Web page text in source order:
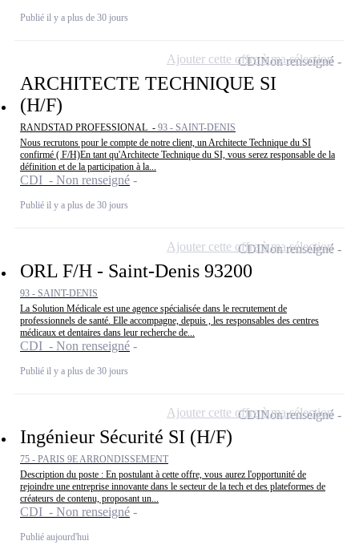
Publié il y a plus de 30 jours
ARCHITECTE TECHNIQUE SI
(H/F)
RANDSTAD PROFESSIONAL - 93 - SAINT-DENIS
Nous recrutons pour le compte de notre client, un Architecte Technique du SI
confirmé ( F/H)En tant qu'Architecte Technique du SI, vous serez responsable de la
définition et de la participation à la...
CDI - Non renseigné
Publié il y a plus de 30 jours
CDINon renseigné
Ajouter cette offre à ma sélection
ORL F/H - Saint-Denis 93200
93 - SAINT-DENIS
La Solution Médicale est une agence spécialisée dans le recrutement de
professionnels de santé. Elle accompagne, depuis , les responsables des centres
médicaux et dentaires dans leur recherche de...
CDI - Non renseigné
Publié il y a plus de 30 jours
CDINon renseigné
Ajouter cette offre à ma sélection
Ingénieur Sécurité SI (H/F)
75 - PARIS 9E ARRONDISSEMENT
Description du poste : En postulant à cette offre, vous aurez l'opportunité de
rejoindre une entreprise innovante dans le secteur de la tech et des plateformes de
créateurs de contenu, proposant un...
CDI - Non renseigné
Publié aujourd'hui
CDINon renseigné
Ajouter cette offre à ma sélection